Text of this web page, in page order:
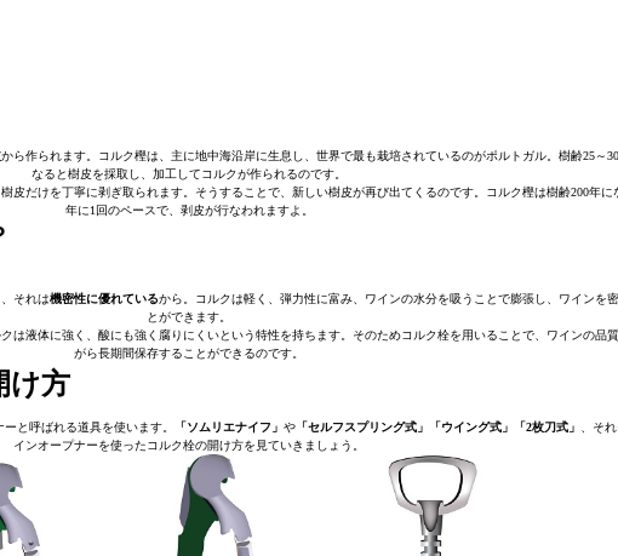
から作られます。コルク樫は、主に地中海沿岸に生息し、世界で最も栽培されているのがポルトガル。樹齢25～
なると樹皮を採取し、加工してコルクが作られるのです。
皮だけを丁寧に剥ぎ取られます。そうすることで、新しい樹皮が再び出てくるのです。コルク樫は樹齢200年に
年に1回のペースで、剥皮が行なわれますよ。
それは機密性に優れているから。コルクは軽く、弾力性に富み、ワインの水分を吸うことで膨張し、ワインを
とができます。
は液体に強く、酸にも強く腐りにくいという特性を持ちます。そのためコルク栓を用いることで、ワインの品
がら長期間保存することができるのです。
け方
と呼ばれる道具を使います。 「ソムリエナイフ」 や「セルフスプリング式」「ウイング式」「2枚刀式」
、そ
インオープナーを使ったコルク栓の開け方を見ていきましょう。